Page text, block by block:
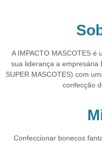
A IMPACTO MASCOTES
sua liderança a empresária
SUPER MASCOTES) com
confecção
Confeccionar bonecos